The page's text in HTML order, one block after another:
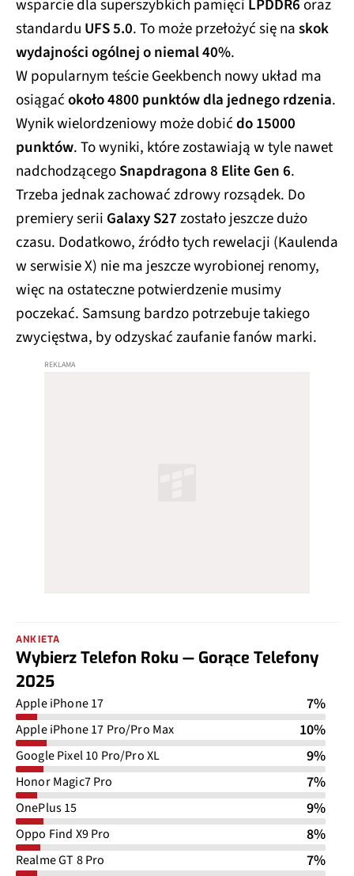
wsparcie dla superszybkich pamięci LPDDR6oraz
standardu UFS 5.0. To może przełożyć się naskok
wydajności ogólnej o niemal 40%.
W popularnym teście Geekbench nowy układ ma
osiągaćokoło 4800 punktów dla jednego rdzenia.
Wynik wielordzeniowy może dobićdo 15000
punktów. To wyniki, które zostawiają w tyle nawet
nadchodzącegoSnapdragona 8 Elite Gen 6.
Trzeba jednak zachować zdrowy rozsądek. Do
premiery serii Galaxy S27zostało jeszcze dużo
czasu. Dodatkowo, źródło tych rewelacji (Kaulenda
w serwisie X) nie ma jeszcze wyrobionej renomy,
więc na ostateczne potwierdzenie musimy
poczekać. Samsung bardzo potrzebuje takiego
zwycięstwa, by odzyskać zaufanie fanów marki.
ANKIETA
Wybierz Telefon Roku — Gorące Telefony
2025
Apple iPhone 17 7%
Apple iPhone 17 Pro/Pro Max 10%
Google Pixel 10 Pro/Pro XL 9%
Honor Magic7 Pro 7%
OnePlus 15 9%
Oppo Find X9 Pro 8%
Realme GT 8 Pro 7%